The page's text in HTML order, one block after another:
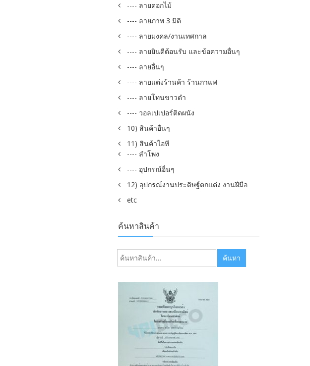
---- ลายดอกไม้
---- ลายภาพ 3 มิติ
---- ลายมงคล/งานเทศกาล
---- ลายยินดีต้อนรับ และข้อความอื่นๆ
---- ลายอื่นๆ
---- ลายแต่งร้านค้า ร้านกาแฟ
---- ลายโทนขาวดำ
---- วอลเปเปอร์ติดผนัง
10) สินค้าอื่นๆ
11) สินค้าไอที
---- ลำโพง
---- อุปกรณ์อื่นๆ
12) อุปกรณ์งานประดิษฐ์ตกแต่ง งานฝีมือ
etc
ค้นหาสินค้า
ค้นหา: ค้นหา